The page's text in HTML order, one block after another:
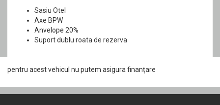
Sasiu Otel
Axe BPW
Anvelope 20%
Suport dublu roata de rezerva
pentru acest vehicul nu putem asigura finanțare